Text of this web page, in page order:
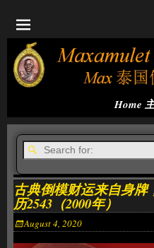
Home
古典倒模财运来自身
历2543（2000年）
August 4, 2020